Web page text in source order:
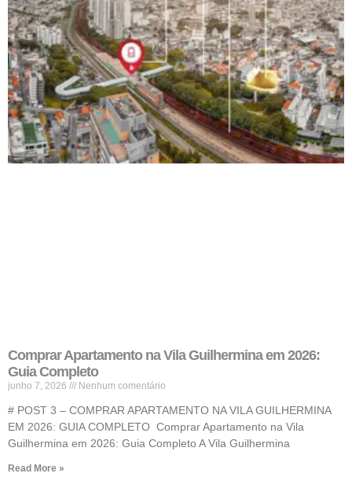
Comprar Apartamento na Vila Guilhermina em 2026:
Guia Completo
junho 7, 2026 Nenhum comentário
# POST 3 – COMPRAR APARTAMENTO NA VILA GUILHERMINA
EM 2026: GUIA COMPLETO Comprar Apartamento na Vila
Guilhermina em 2026: Guia Completo A Vila Guilhermina
Read More »